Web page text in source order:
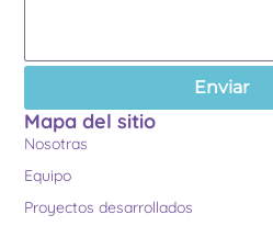
Enviar
Mapa del sitio
Nosotras
Equipo
Proyectos desarrollados